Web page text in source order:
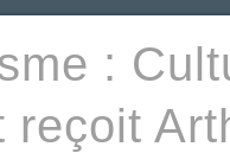
:
reçoit